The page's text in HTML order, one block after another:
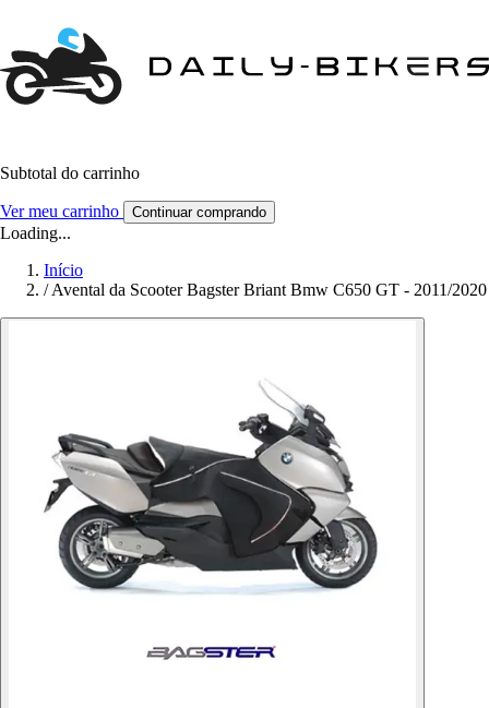
Subtotal do carrinho
Ver meu carrinho Continuar comprando
Loading...
Início
/ Avental da Scooter Bagster Briant Bmw C650 GT - 2011/2020